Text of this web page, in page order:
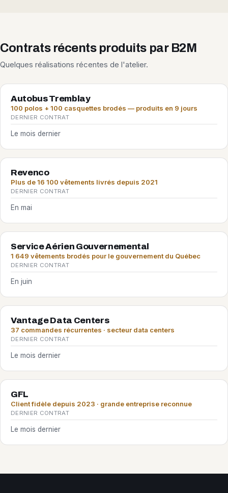
Contrats récents produits par B2M
Quelques réalisations récentes de l'atelier.
Autobus Tremblay
100 polos + 100 casquettes brodés — produits en 9 jours
DERNIER CONTRAT
Le mois dernier
Revenco
Plus de 16 100 vêtements livrés depuis 2021
DERNIER CONTRAT
En mai
Service Aérien Gouvernemental
1 649 vêtements brodés pour le gouvernement du Québec
DERNIER CONTRAT
En juin
Vantage Data Centers
37 commandes récurrentes · secteur data centers
DERNIER CONTRAT
Le mois dernier
GFL
Client fidèle depuis 2023 · grande entreprise reconnue
DERNIER CONTRAT
Le mois dernier